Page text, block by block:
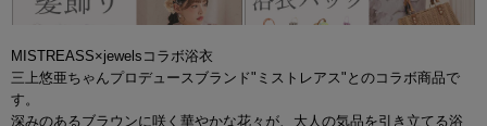
MISTREASS×jewelsコラボ浴衣
三上悠亜ちゃんプロデュースブランド"ミストレアス"とのコラボ商品で
す。
深みのあるブラウンに咲く華やかな花々が、大人の気品を引き立てる浴